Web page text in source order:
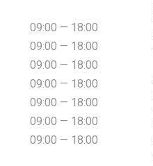
09:00 — 18:00
09:00 — 18:00
09:00 — 18:00
09:00 — 18:00
09:00 — 18:00
09:00 — 18:00
09:00 — 18:00